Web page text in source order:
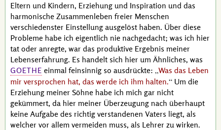
Eltern und Kindern, Erziehung und Inspiration und das
harmonische Zusammenleben freier Menschen
verschiedenster Einstellung ausgelöst haben. Über diese
Probleme habe ich eigentlich nie nachgedacht; was ich hier
tat oder anregte, war das produktive Ergebnis meiner
Lebenserfahrung. Es handelt sich hier um Ähnliches, was
GOETHE einmal feinsinnig so ausdrückte: Was das Leben
mir versprochen hat, das werde ich ihm halten.
Um die
Erziehung meiner Söhne habe ich mich gar nicht
gekümmert, da hier meiner Überzeugung nach überhaupt
keine Aufgabe des richtig verstandenen Vaters liegt, als
welcher vor allem vermeiden muss, als Lehrer zu wirken.